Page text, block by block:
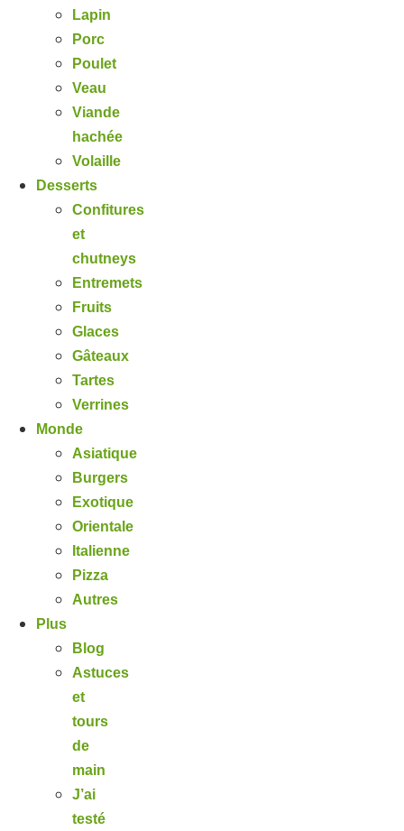
Lapin
Porc
Poulet
Veau
Viande
hachée
Volaille
Desserts
Confitures
et
chutneys
Entremets
Fruits
Glaces
Gâteaux
Tartes
Verrines
Monde
Asiatique
Burgers
Exotique
Orientale
Italienne
Pizza
Autres
Plus
Blog
Astuces
et
tours
de
main
J’ai
testé